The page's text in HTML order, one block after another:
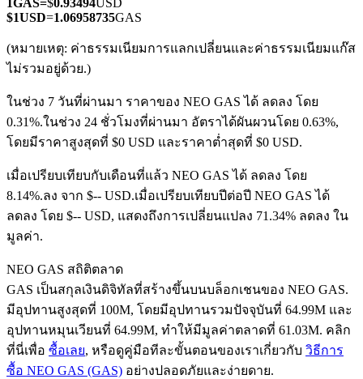
ฟิวเจอร์ส USDC
คัดลอกการซื้อขาย
เข้าร่วมกับเทรดเดอร์ชั้นนำ
1GAS=$0.93494USD
$1USD=1.06958735GAS
(หมายเหตุ: ค่าธรรมเนียมการแลกเปลี่ยนและค่าธรรมเนียมแก๊ส
ไม่รวมอยู่ด้วย.)
ในช่วง 7 วันที่ผ่านมา ราคาของ NEO GAS ได้ ลดลง โดย
0.31%.ในช่วง 24 ชั่วโมงที่ผ่านมา อัตราได้ผันผวนโดย 0.63%,
โดยมีราคาสูงสุดที่ $0 USD และราคาต่ำสุดที่ $0 USD.
เมื่อเปรียบเทียบกับเดือนที่แล้ว NEO GAS ได้ ลดลง โดย
8.14%.ลง จาก $-- USD.เมื่อเปรียบเทียบปีต่อปี NEO GAS ได้
ลดลง โดย $-- USD, แสดงถึงการเปลี่ยนแปลง 71.34% ลดลง ใน
มูลค่า.
NEO GAS สถิติตลาด
GAS เป็นสกุลเงินดิจิทัลที่สร้างขึ้นบนบล็อกเชนของ NEO GAS.
มีอุปทานสูงสุดที่ 100M, โดยมีอุปทานรวมปัจจุบันที่ 64.99M และ
อุปทานหมุนเวียนที่ 64.99M, ทำให้มีมูลค่าตลาดที่ 61.03M. คลิก
ที่นี่เพื่อ ซื้อเลย, หรือดูคู่มือทีละขั้นตอนของเราเกี่ยวกับ วิธีการ
ซื้อ NEO GAS (GAS) อย่างปลอดภัยและง่ายดาย.